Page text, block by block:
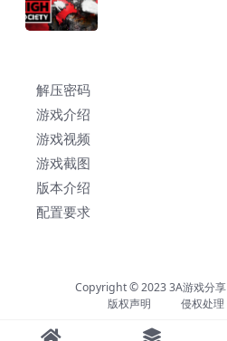
解压密码
游戏介绍
游戏视频
游戏截图
版本介绍
配置要求
Copyright © 20233A游戏分享
版权声明
侵权处理